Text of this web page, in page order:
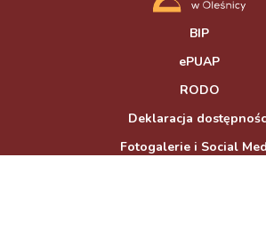
BIP
ePUAP
RODO
Deklaracja
Fotogalerie i Social